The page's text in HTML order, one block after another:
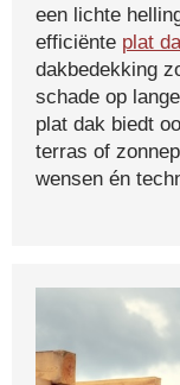
een lichte
efficiënte plat
dakbedekking
schade op
plat dak biedt
terras of
wensen én